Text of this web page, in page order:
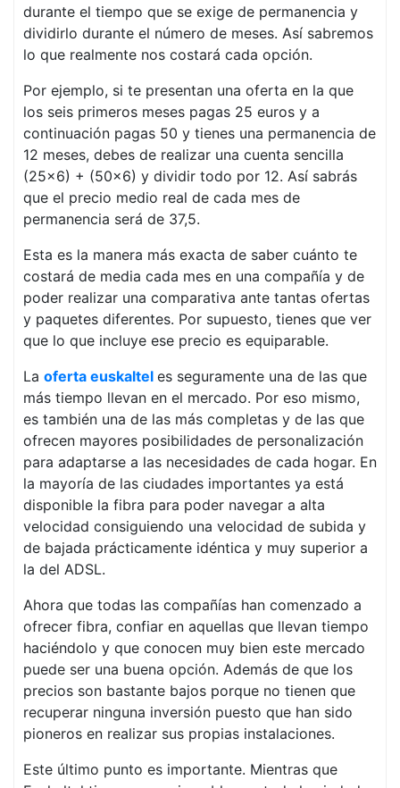
durante el tiempo que se exige de permanencia y
dividirlo durante el número de meses. Así sabremos
lo que realmente nos costará cada opción.
Por ejemplo, si te presentan una oferta en la que
los seis primeros meses pagas 25 euros y a
continuación pagas 50 y tienes una permanencia de
12 meses, debes de realizar una cuenta sencilla
(25×6) + (50×6) y dividir todo por 12. Así sabrás
que el precio medio real de cada mes de
permanencia será de 37,5.
Esta es la manera más exacta de saber cuánto te
costará de media cada mes en una compañía y de
poder realizar una comparativa ante tantas ofertas
y paquetes diferentes. Por supuesto, tienes que ver
que lo que incluye ese precio es equiparable.
La oferta euskaltel es seguramente una de las que
más tiempo llevan en el mercado. Por eso mismo,
es también una de las más completas y de las que
ofrecen mayores posibilidades de personalización
para adaptarse a las necesidades de cada hogar. En
la mayoría de las ciudades importantes ya está
disponible la fibra para poder navegar a alta
velocidad consiguiendo una velocidad de subida y
de bajada prácticamente idéntica y muy superior a
la del ADSL.
Ahora que todas las compañías han comenzado a
ofrecer fibra, confiar en aquellas que llevan tiempo
haciéndolo y que conocen muy bien este mercado
puede ser una buena opción. Además de que los
precios son bastante bajos porque no tienen que
recuperar ninguna inversión puesto que han sido
pioneros en realizar sus propias instalaciones.
Este último punto es importante. Mientras que